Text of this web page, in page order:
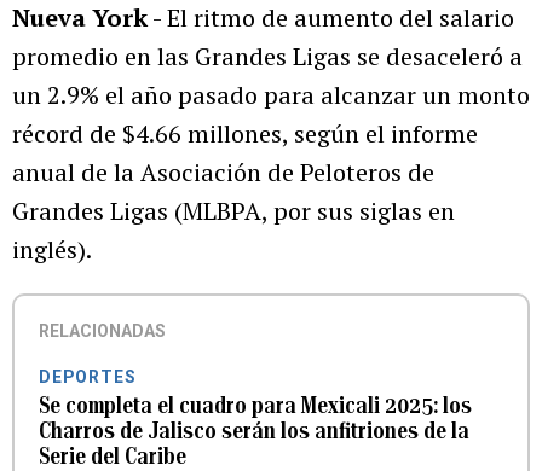
Nueva York- El ritmo de aumento del salario
promedio en las Grandes Ligas se desaceleró a
un 2.9% el año pasado para alcanzar un monto
récord de $4.66 millones, según el informe
anual de la Asociación de Peloteros de
Grandes Ligas (MLBPA, por sus siglas en
inglés).
RELACIONADAS
DEPORTES
Se completa el cuadro para Mexicali 2025: los
Charros de Jalisco serán los anfitriones de la
Serie del Caribe